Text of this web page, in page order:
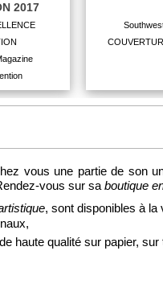
2017
vous une partie de son
vous sur sa boutique
, sont disponibles à la
haute qualité sur papier, sur